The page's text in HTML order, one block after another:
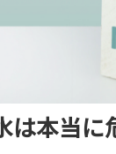
は本当に